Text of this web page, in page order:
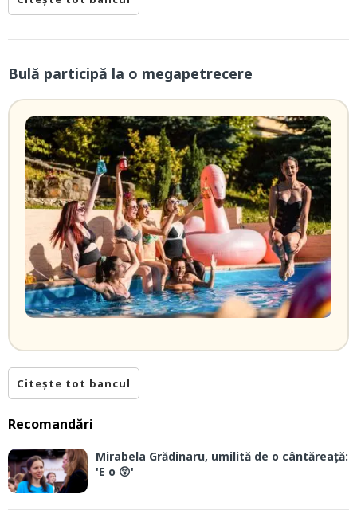
Bulă participă la o megapetrecere
Citește tot bancul
Recomandări
Mirabela Grădinaru, umilită de o cântăreață:
'E o 😲'